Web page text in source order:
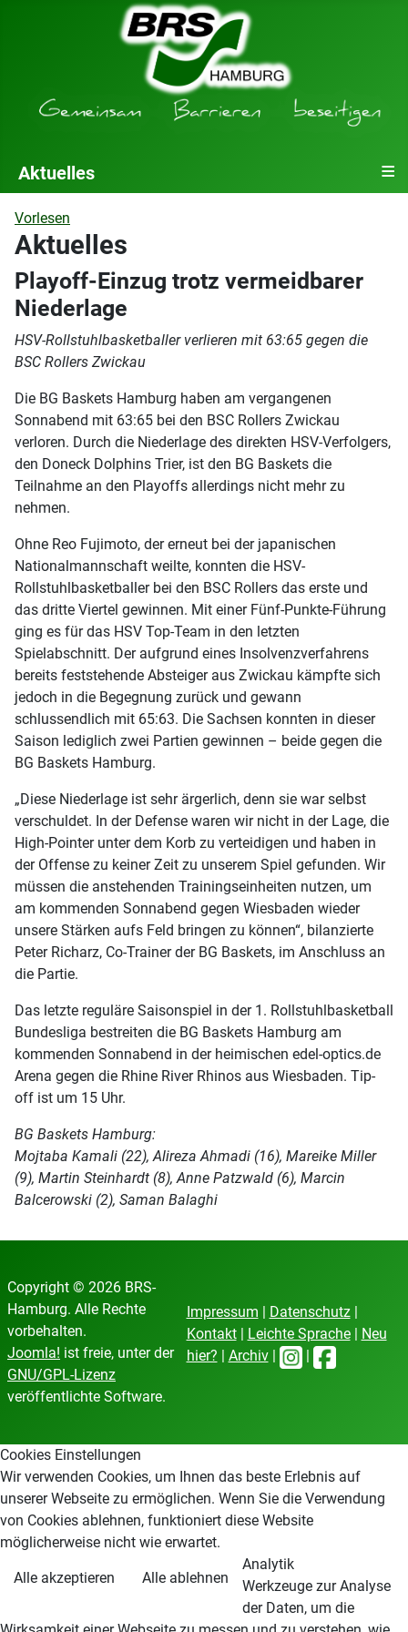
Aktuelles ≡
Vorlesen
Aktuelles
Playoff-Einzug trotz vermeidbarer
Niederlage
HSV-Rollstuhlbasketballer verlieren mit 63:65 gegen die
BSC Rollers Zwickau
Die BG Baskets Hamburg haben am vergangenen
Sonnabend mit 63:65 bei den BSC Rollers Zwickau
verloren. Durch die Niederlage des direkten HSV-Verfolgers,
den Doneck Dolphins Trier, ist den BG Baskets die
Teilnahme an den Playoffs allerdings nicht mehr zu
nehmen.
Ohne Reo Fujimoto, der erneut bei der japanischen
Nationalmannschaft weilte, konnten die HSV-
Rollstuhlbasketballer bei den BSC Rollers das erste und
das dritte Viertel gewinnen. Mit einer Fünf-Punkte-Führung
ging es für das HSV Top-Team in den letzten
Spielabschnitt. Der aufgrund eines Insolvenzverfahrens
bereits feststehende Absteiger aus Zwickau kämpfte sich
jedoch in die Begegnung zurück und gewann
schlussendlich mit 65:63. Die Sachsen konnten in dieser
Saison lediglich zwei Partien gewinnen – beide gegen die
BG Baskets Hamburg.
„Diese Niederlage ist sehr ärgerlich, denn sie war selbst
verschuldet. In der Defense waren wir nicht in der Lage, die
High-Pointer unter dem Korb zu verteidigen und haben in
der Offense zu keiner Zeit zu unserem Spiel gefunden. Wir
müssen die anstehenden Trainingseinheiten nutzen, um
am kommenden Sonnabend gegen Wiesbaden wieder
unsere Stärken aufs Feld bringen zu können“, bilanzierte
Peter Richarz, Co-Trainer der BG Baskets, im Anschluss an
die Partie.
Das letzte reguläre Saisonspiel in der 1. Rollstuhlbasketball
Bundesliga bestreiten die BG Baskets Hamburg am
kommenden Sonnabend in der heimischen edel-optics.de
Arena gegen die Rhine River Rhinos aus Wiesbaden. Tip-
off ist um 15 Uhr.
BG Baskets Hamburg:
Mojtaba Kamali (22), Alireza Ahmadi (16), Mareike Miller
(9), Martin Steinhardt (8), Anne Patzwald (6), Marcin
Balcerowski (2), Saman Balaghi
Copyright © 2026 BRS-
Hamburg. Alle Rechte
vorbehalten.
Joomla! ist freie, unter der
GNU/GPL-Lizenz
veröffentlichte Software.
Impressum Datenschutz|
Kontakt| Leichte Sprache|
Neu
hier?
Archiv|
Cookies Einstellungen
Wir verwenden Cookies, um Ihnen das beste Erlebnis auf
unserer Webseite zu ermöglichen. Wenn Sie die Verwendung
von Cookies ablehnen, funktioniert diese Website
möglicherweise nicht wie erwartet.
Alle akzeptieren Alle ablehnen
Analytik
Werkzeuge zur Analyse
der Daten, um die